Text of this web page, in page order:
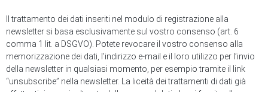
Il trattamento dei dati inseriti nel modulo di registrazione alla
newsletter si basa esclusivamente sul vostro consenso (art. 6
comma 1 lit. a DSGVO). Potete revocare il vostro consenso alla
memorizzazione dei dati, l’indirizzo e-mail e il loro utilizzo per l’invio
della newsletter in qualsiasi momento, per esempio tramite il link
“unsubscribe” nella newsletter. La liceità dei trattamenti di dati già